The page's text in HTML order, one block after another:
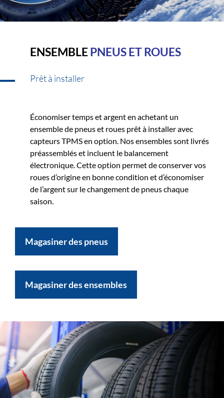
ENSEMBLEPNEUS ET ROUES
Prêt à installer
Économiser temps et argent en achetant un
ensemble de pneus et roues prêt à installer avec
capteurs TPMS en option. Nos ensembles sont livrés
préassemblés et incluent le balancement
électronique. Cette option permet de conserver vos
roues d’origine en bonne condition et d’économiser
de l’argent sur le changement de pneus chaque
saison.
Magasiner des pneus
Magasiner des ensembles